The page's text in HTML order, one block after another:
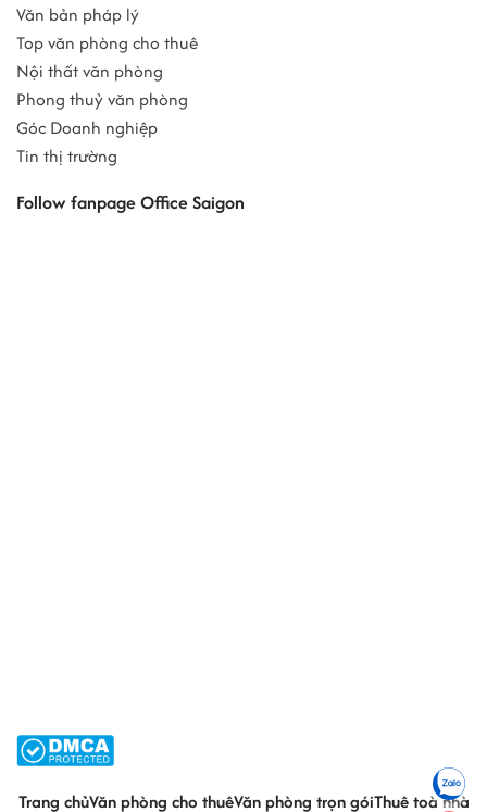
Văn bản pháp lý
Top văn phòng cho thuê
Nội thất văn phòng
Phong thuỷ văn phòng
Góc Doanh nghiệp
Tin thị trường
Follow fanpage Office Saigon
Trang chủVăn phòng cho thuêVăn phòng trọn góiThuê toà nhà